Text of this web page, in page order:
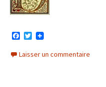
c
e
T
i
t
Laisser un commentaire